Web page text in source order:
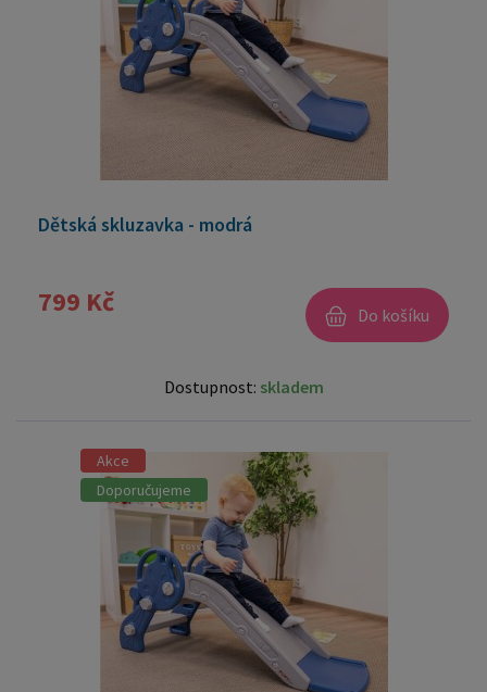
Dětská skluzavka - modrá
799 Kč Do košíku
Dostupnost: skladem
Akce
Doporučujeme